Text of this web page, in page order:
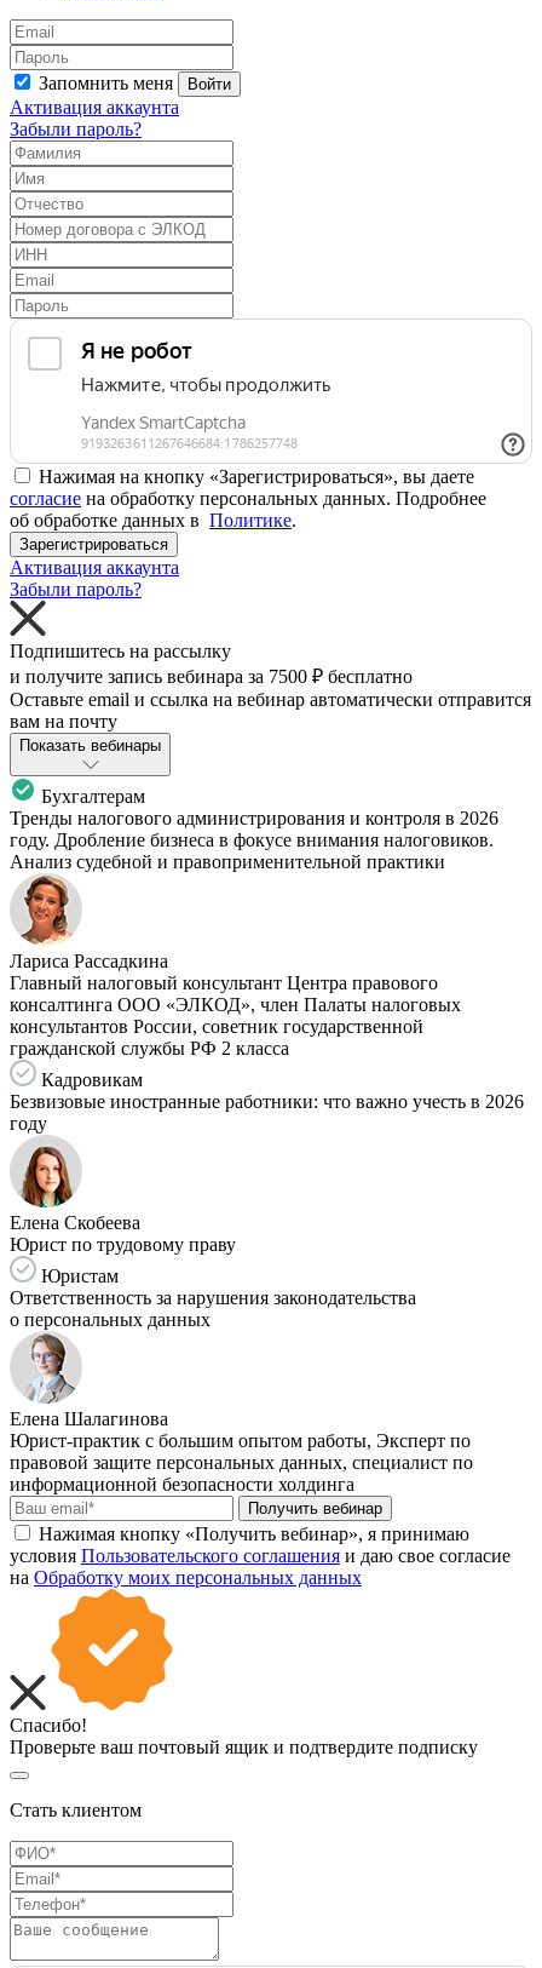
Запомнить меня Войти
Активация аккаунта
Забыли пароль?
Нажимая на кнопку «Зарегистрироваться», вы даете
согласие на обработку персональных данных. Подробнее
об обработке данных в Политике.
Зарегистрироваться
Активация аккаунта
Забыли пароль?
Подпишитесь на рассылку
и получите запись вебинара за 7500 ₽ бесплатно
Оставьте email и ссылка на вебинар автоматически отправится
вам на почту
Показать вебинары
Бухгалтерам
Тренды налогового администрирования и контроля в 2026
году. Дробление бизнеса в фокусе внимания налоговиков.
Анализ судебной и правоприменительной практики
Лариса Рассадкина
Главный налоговый консультант Центра правового
консалтинга ООО «ЭЛКОД», член Палаты налоговых
консультантов России, советник государственной
гражданской службы РФ 2 класса
Кадровикам
Безвизовые иностранные работники: что важно учесть в 2026
году
Елена Скобеева
Юрист по трудовому праву
Юристам
Ответственность за нарушения законодательства
о персональных данных
Елена Шалагинова
Юрист-практик с большим опытом работы, Эксперт по
правовой защите персональных данных, специалист по
информационной безопасности холдинга
Получить вебинар
Нажимая кнопку «Получить вебинар», я принимаю
условия Пользовательского соглашения и даю свое согласие
на Обработку моих персональных данных
Спасибо!
Проверьте ваш почтовый ящик и подтвердите подписку
Стать клиентом